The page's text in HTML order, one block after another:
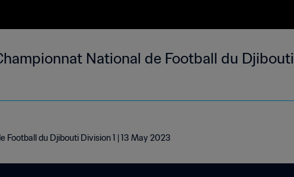
National de Football du Djibouti
Football du Djibouti Division 1 | 13 May 2023